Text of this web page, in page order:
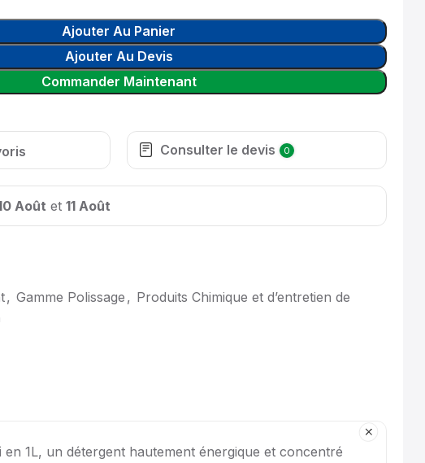
Ajouter Au Panier
Ajouter Au Devis
Commander Maintenant
Consulter le devis 0
Août et 11 Août
, Gamme Polissage , Produits Chimique et d’entretien de
en 1L, un détergent hautement énergique et concentré